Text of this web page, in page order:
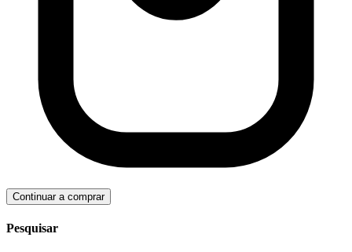
Continuar a comprar
Pesquisar